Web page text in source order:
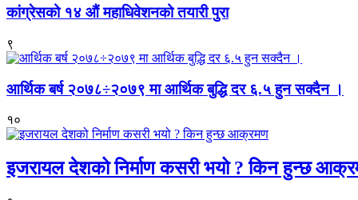
कांग्रेसको १४ औं महाधिवेशनको तयारी पुरा
९
आर्थिक बर्ष २०७८÷२०७९ मा आर्थिक बुद्धि दर ६.५ हुन सक्दैन ।
१०
इजरायल देशको निर्माण कसरी भयो ? किन हुन्छ